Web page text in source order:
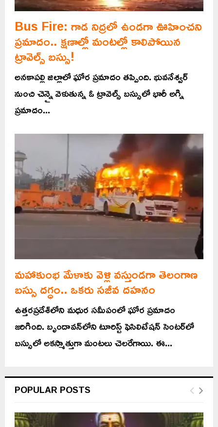
Bus Fire: గాడ నిద్రలో ఉండగా ఊహించని
ప్రమాదం.. క్షణాల్లో మంటల్లో కాలిపోయిన
ట్రావెల్స్ బస్సు!
అనకాపల్లి జిల్లాలో ఘోర ప్రమాదం తప్పింది. భువనేశ్వర్
నుంచి చెన్నై వెళుతున్న ఓ ట్రావెల్స్ బస్సులో భారీ అగ్ని
ప్రమాదం...
మహాకుంభ మేళాకు వెళ్లి వస్తుండగా తెలంగాణ
బస్సు దగ్ధం.. ఒకరు సజీవ దహనం
ఉత్తరప్రదేశ్‌లోని మధుర సమీపంలో ఘోర ప్రమాదం
జరిగింది. బృందావన్‌లోని టూరిస్ట్ ఫెసిలిటేషన్ సెంటర్‌లో
బస్సులో అకస్మాత్తుగా మంటలు చెలరేగాయి. ఈ...
POPULAR POSTS